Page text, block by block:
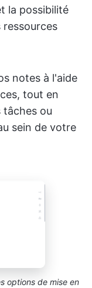
la possibilité
notes à l'aide
tout en
tâches ou
sein de votre
options de mise en